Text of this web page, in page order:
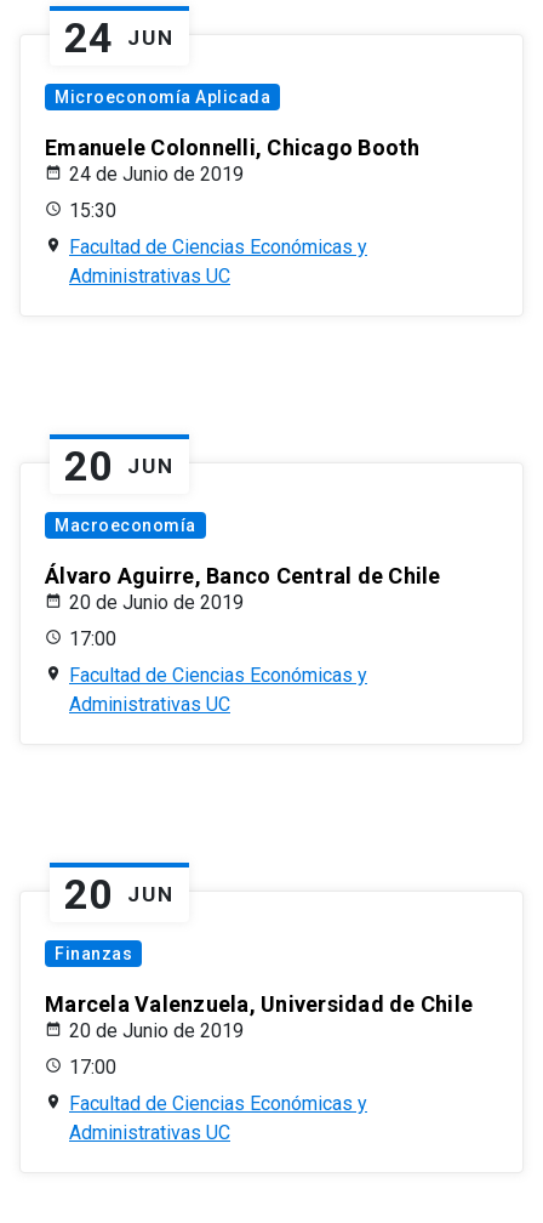
24 JUN
Microeconomía Aplicada
Emanuele Colonnelli, Chicago Booth
24 de Junio de 2019
15:30
Facultad de Ciencias Económicas y
Administrativas UC
20 JUN
Macroeconomía
Álvaro Aguirre, Banco Central de Chile
20 de Junio de 2019
17:00
Facultad de Ciencias Económicas y
Administrativas UC
20 JUN
Finanzas
Marcela Valenzuela, Universidad de Chile
20 de Junio de 2019
17:00
Facultad de Ciencias Económicas y
Administrativas UC